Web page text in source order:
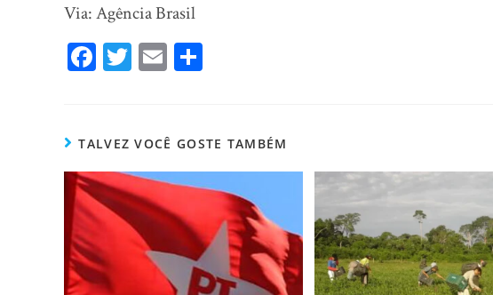
Via: Agência Brasil
Fa
ok
T
er
E
TALVEZ VOCÊ GOSTE TAMBÉM